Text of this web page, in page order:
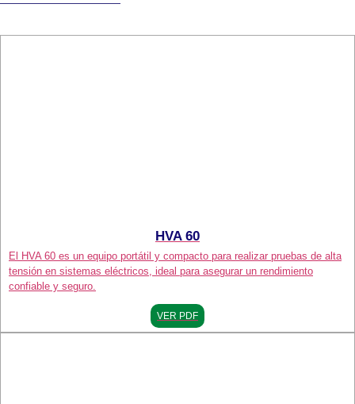
HVA 60
El HVA 60 es un equipo portátil y compacto para realizar pruebas de alta
tensión en sistemas eléctricos, ideal para asegurar un rendimiento
confiable y seguro.
VER PDF